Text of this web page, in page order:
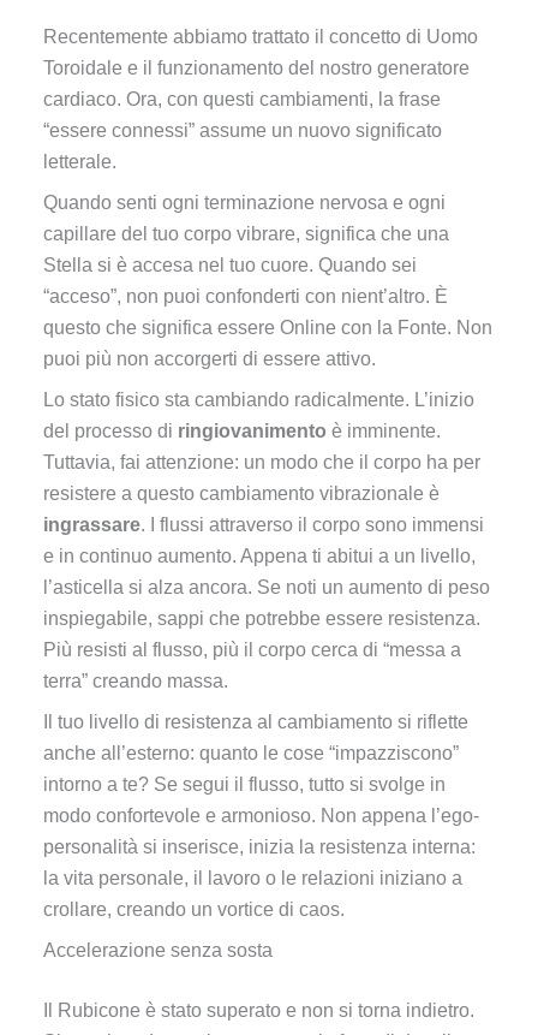
Recentemente abbiamo trattato il concetto di Uomo
Toroidale e il funzionamento del nostro generatore
cardiaco. Ora, con questi cambiamenti, la frase
“essere connessi” assume un nuovo significato
letterale.
Quando senti ogni terminazione nervosa e ogni
capillare del tuo corpo vibrare, significa che una
Stella si è accesa nel tuo cuore. Quando sei
“acceso”, non puoi confonderti con nient’altro. È
questo che significa essere Online con la Fonte. Non
puoi più non accorgerti di essere attivo.
Lo stato fisico sta cambiando radicalmente. L’inizio
del processo di ringiovanimento è imminente.
Tuttavia, fai attenzione: un modo che il corpo ha per
resistere a questo cambiamento vibrazionale è
ingrassare. I flussi attraverso il corpo sono immensi
e in continuo aumento. Appena ti abitui a un livello,
l’asticella si alza ancora. Se noti un aumento di peso
inspiegabile, sappi che potrebbe essere resistenza.
Più resisti al flusso, più il corpo cerca di “messa a
terra” creando massa.
Il tuo livello di resistenza al cambiamento si riflette
anche all’esterno: quanto le cose “impazziscono”
intorno a te? Se segui il flusso, tutto si svolge in
modo confortevole e armonioso. Non appena l’ego-
personalità si inserisce, inizia la resistenza interna:
la vita personale, il lavoro o le relazioni iniziano a
crollare, creando un vortice di caos.
Accelerazione senza sosta
Il Rubicone è stato superato e non si torna indietro.